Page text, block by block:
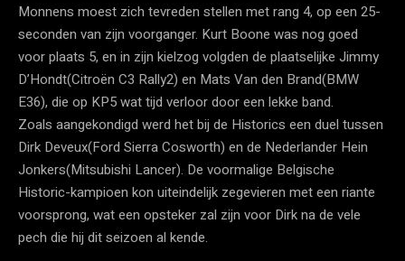
Monnens moest zich tevreden stellen met rang 4, op een 25-
seconden van zijn voorganger. Kurt Boone was nog goed
voor plaats 5, en in zijn kielzog volgden de plaatselijke Jimmy
D’Hondt(Citroën C3 Rally2) en Mats Van den Brand(BMW
E36), die op KP5 wat tijd verloor door een lekke band.
Zoals aangekondigd werd het bij de Historics een duel tussen
Dirk Deveux(Ford Sierra Cosworth) en de Nederlander Hein
Jonkers(Mitsubishi Lancer). De voormalige Belgische
Historic-kampioen kon uiteindelijk zegevieren met een riante
voorsprong, wat een opsteker zal zijn voor Dirk na de vele
pech die hij dit seizoen al kende.